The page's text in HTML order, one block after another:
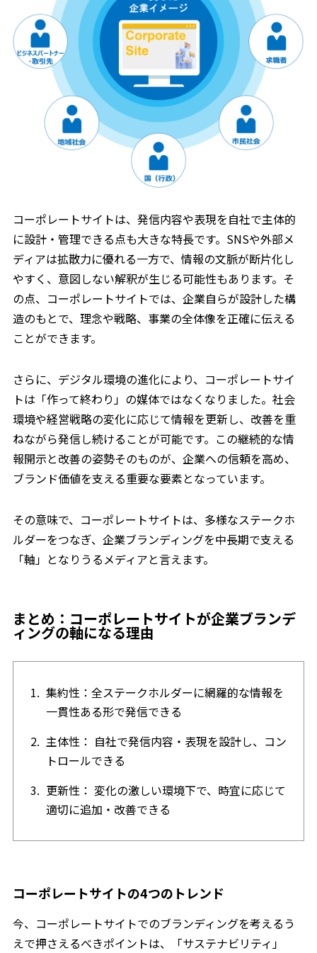
コーポレートサイトは、発信内容や表現を自社で主体的
に設計・管理できる点も大きな特長です。SNSや外部メ
ディアは拡散力に優れる一方で、情報の文脈が断片化し
やすく、意図しない解釈が生じる可能性もあります。そ
の点、コーポレートサイトでは、企業自らが設計した構
造のもとで、理念や戦略、事業の全体像を正確に伝える
ことができます。
さらに、デジタル環境の進化により、コーポレートサイ
トは「作って終わり」の媒体ではなくなりました。社会
環境や経営戦略の変化に応じて情報を更新し、改善を重
ねながら発信し続けることが可能です。この継続的な情
報開示と改善の姿勢そのものが、企業への信頼を高め、
ブランド価値を支える重要な要素となっています。
その意味で、コーポレートサイトは、多様なステークホ
ルダーをつなぎ、企業ブランディングを中長期で支える
「軸」となりうるメディアと言えます。
まとめ：コーポレートサイトが企業ブランデ
ィングの軸になる理由
集約性：全ステークホルダーに網羅的な情報を
一貫性ある形で発信できる
主体性： 自社で発信内容・表現を設計し、コン
トロールできる
更新性： 変化の激しい環境下で、時宜に応じて
適切に追加・改善できる
コーポレートサイトの4つのトレンド
今、コーポレートサイトでのブランディングを考えるう
えで押さえるべきポイントは、「サステナビリティ」